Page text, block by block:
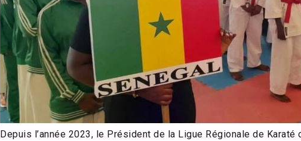
Depuis l’année 2023, le Président de la Ligue Régionale de